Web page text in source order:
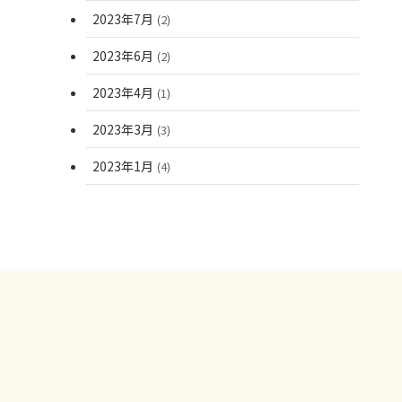
2023年7月 (2)
2023年6月 (2)
2023年4月 (1)
2023年3月 (3)
2023年1月 (4)